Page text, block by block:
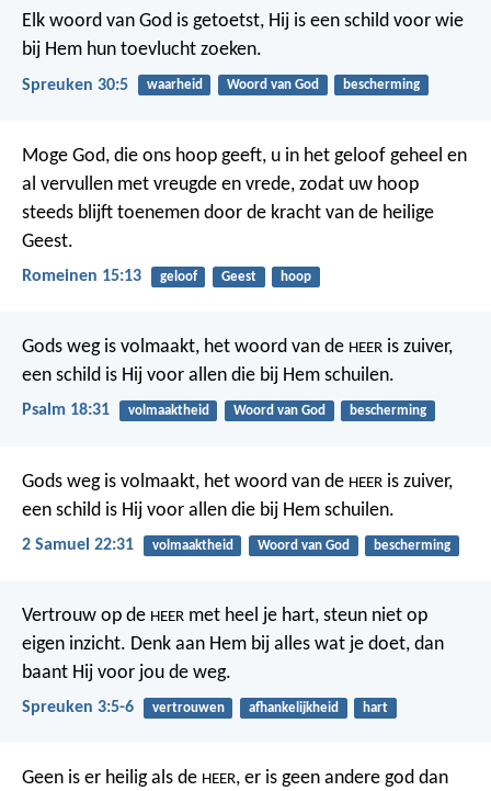
Elk woord van God is getoetst, Hij is een schild voor wie
bij Hem hun toevlucht zoeken.
Spreuken 30:5 waarheid Woord van God bescherming
Moge God, die ons hoop geeft, u in het geloof geheel en
al vervullen met vreugde en vrede, zodat uw hoop
steeds blijft toenemen door de kracht van de heilige
Geest.
Romeinen 15:13 geloof Geest hoop
Gods weg is volmaakt, het woord van de HEER is zuiver,
een schild is Hij voor allen die bij Hem schuilen.
Psalm 18:31 volmaaktheid Woord van God bescherming
Gods weg is volmaakt, het woord van de HEER is zuiver,
een schild is Hij voor allen die bij Hem schuilen.
2 Samuel 22:31 volmaaktheid Woord van God bescherming
Vertrouw op de HEER met heel je hart, steun niet op
eigen inzicht. Denk aan Hem bij alles wat je doet, dan
baant Hij voor jou de weg.
Spreuken 3:5-6 vertrouwen afhankelijkheid hart
Geen is er heilig als de HEER, er is geen andere god dan